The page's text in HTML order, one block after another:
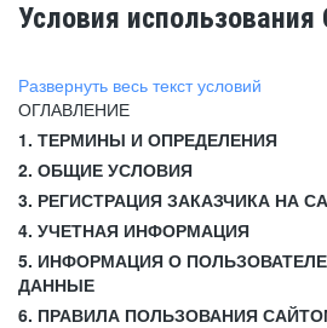
Условия использования
Развернуть весь текст условий
ОГЛАВЛЕНИЕ
1. ТЕРМИНЫ И ОПРЕДЕЛЕНИЯ
2. ОБЩИЕ УСЛОВИЯ
3. РЕГИСТРАЦИЯ ЗАКАЗЧИКА НА
4. УЧЕТНАЯ ИНФОРМАЦИЯ
5. ИНФОРМАЦИЯ О
ДАННЫЕ
6. ПРАВИЛА ПОЛЬЗОВАНИЯ